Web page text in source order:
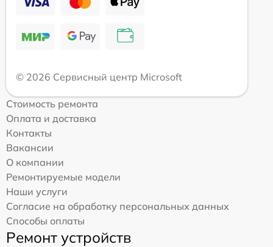
© 2026 Сервисный центр Microsoft
Стоимость ремонта
Оплата и доставка
Контакты
Вакансии
О компании
Ремонтируемые модели
Наши услуги
Согласие на обработку персональных данных
Способы оплаты
Ремонт устройств